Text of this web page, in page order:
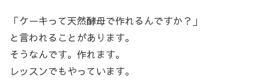
「ケーキって天然酵母で作れるんですか？」
と言われることがあります。
そうなんです。作れます。
レッスンでもやっています。